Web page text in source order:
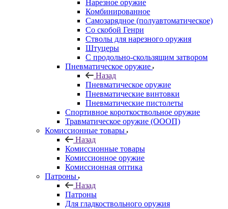
Нарезное оружие
Комбинированное
Самозарядное (полуавтоматическое)
Со скобой Генри
Стволы для нарезного оружия
Штуцеры
С продольно-скользящим затвором
Пневматическое оружие
Назад
Пневматическое оружие
Пневматические винтовки
Пневматические пистолеты
Спортивное короткоствольное оружие
Травматическое оружие (ОООП)
Комиссионные товары
Назад
Комиссионные товары
Комиссионное оружие
Комиссионная оптика
Патроны
Назад
Патроны
Для гладкоствольного оружия